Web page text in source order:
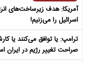
آمریکا: هدف زیرساخت‌های
اسرائیل را می‌زنیم!
ترامپ: یا توافق می‌کنند یا
صراحت تغییر رژیم در ایران